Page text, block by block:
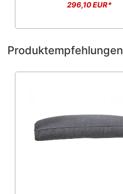
296,10 EUR*
Produktempfehlungen